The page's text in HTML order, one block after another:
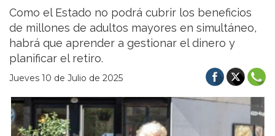
Como el Estado no podrá cubrir los beneficios
de millones de adultos mayores en simultáneo,
habrá que aprender a gestionar el dinero y
planificar el retiro.
Jueves 10 de Julio de 2025